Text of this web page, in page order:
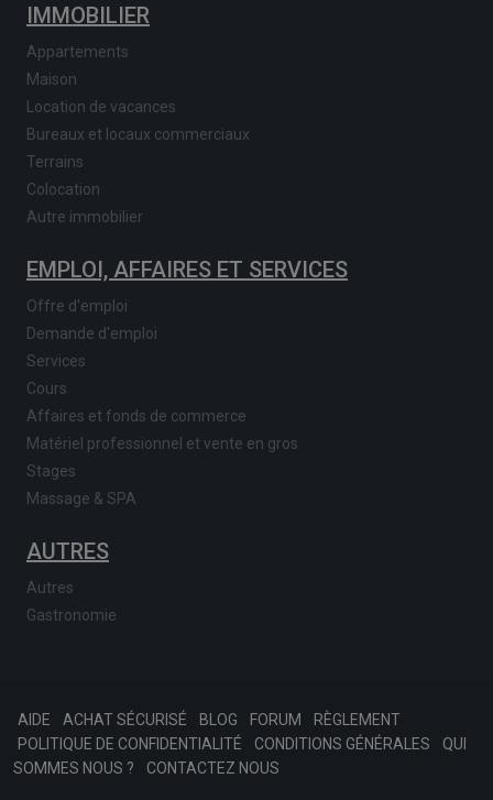
IMMOBILIER
Appartements
Maison
Location de vacances
Bureaux et locaux commerciaux
Terrains
Colocation
Autre immobilier
EMPLOI, AFFAIRES ET SERVICES
Offre d'emploi
Demande d'emploi
Services
Cours
Affaires et fonds de commerce
Matériel professionnel et vente en gros
Stages
Massage & SPA
AUTRES
Autres
Gastronomie
AIDE ACHAT SÉCURISÉ BLOG FORUM
RÈGLEMENT
POLITIQUE DE CONFIDENTIALITÉ
CONDITIONS GÉNÉRALES
QUI
SOMMES NOUS ?
CONTACTEZ NOUS